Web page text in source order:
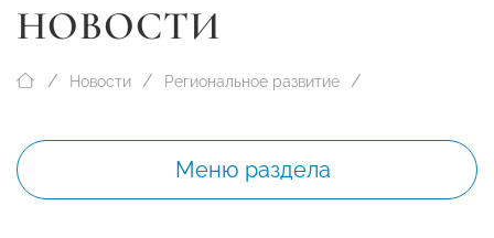
НОВОСТИ
Новости Региональное развитие
Меню раздела